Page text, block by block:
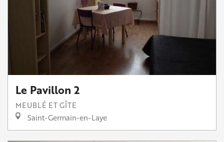
Le Pavillon 2
MEUBLÉ ET GÎTE
Saint-Germain-en-Laye